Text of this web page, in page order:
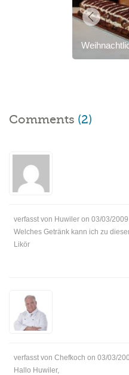
Comments (2)
verfasst von Huwiler on 03/03/2009
Welches Getränk kann ich zu
Likör
verfasst von Chefkoch on 03/03/
Hallo Huwiler,